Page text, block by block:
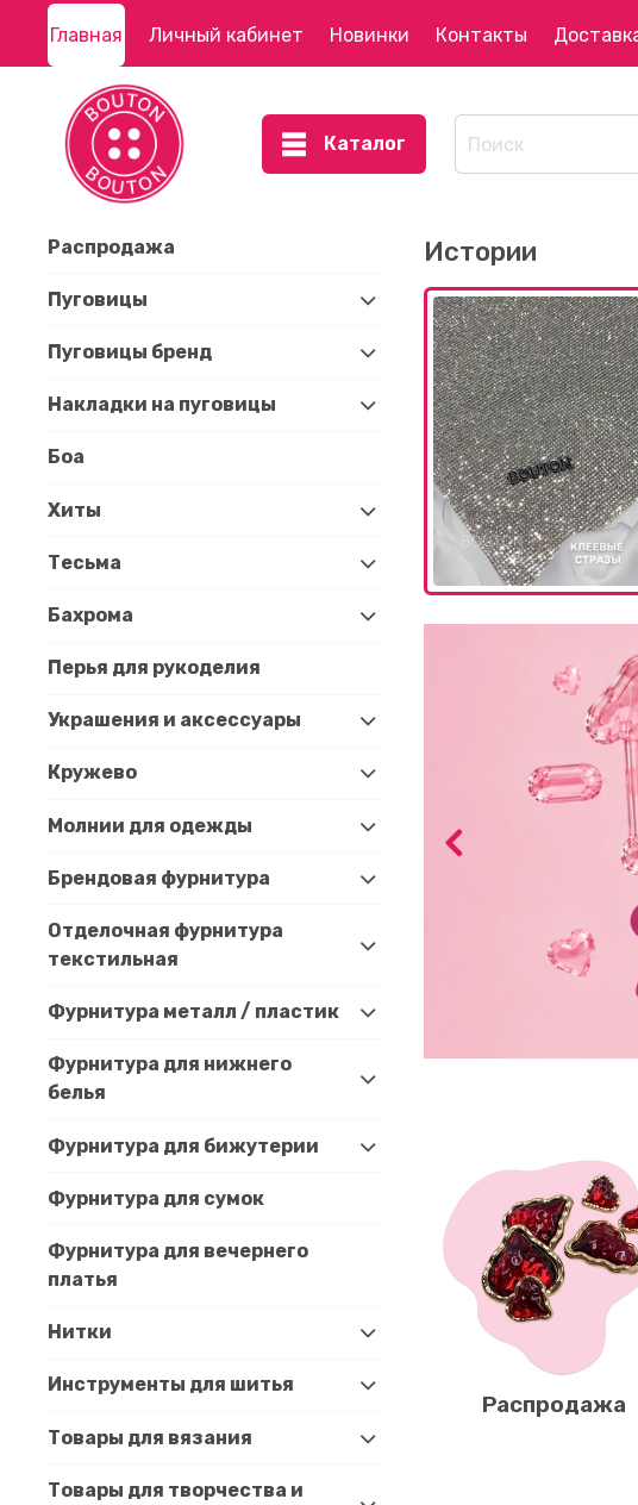
Главная Личный кабинет Новинки Контакты
Каталог
Истории
Распродажа
Распродажа
Пуговицы
Пуговицы бренд
Накладки на пуговицы
Боа
Хиты
Тесьма
Бахрома
Перья для рукоделия
Украшения и аксессуары
Кружево
Молнии для одежды
Брендовая фурнитура
Отделочная фурнитура
текстильная
Фурнитура металл / пластик
Фурнитура для нижнего
белья
Фурнитура для бижутерии
Фурнитура для сумок
Фурнитура для вечернего
платья
Нитки
Инструменты для шитья
Товары для вязания
Товары для творчества и